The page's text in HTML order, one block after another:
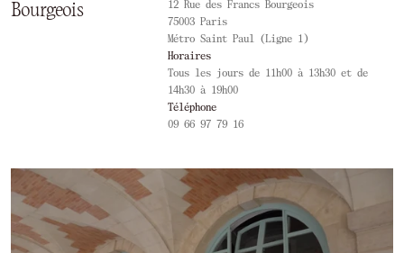
Bourgeois
12 Rue des Francs Bourgeois
75003 Paris
Métro Saint Paul (Ligne 1)
Horaires
Tous les jours de 11h00 à 13h30 et de
14h30 à 19h00
Téléphone
09 66 97 79 16